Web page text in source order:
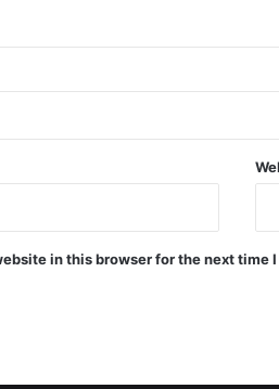
in this browser for the next time